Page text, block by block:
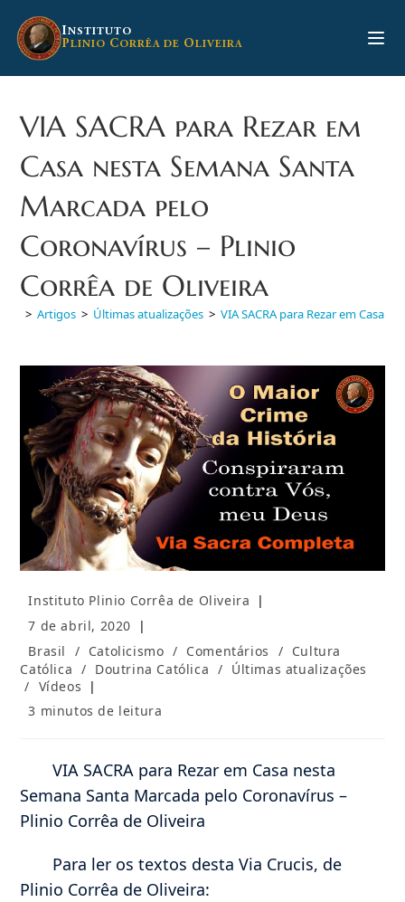
para
INSTITUTO
PLINIO CORRÊA DE OLIVEIRA
VIA SACRA para Rezar em
Casa nesta Semana Santa
Marcada pelo
Coronavírus – Plinio
Corrêa de Oliveira
> Artigos > Últimas atualizações > VIA SACRA para Rezar em Casa
Autor
post:
Instituto Plinio Corrêa de Oliveira
Post
7 de abril, 2020
Categoria
do
post:
Brasil / Catolicismo / Comentários / Cultura
Católica / Doutrina Católica / Últimas atualizações
/ Vídeos
Tempo
3 minutos de leitura
VIA SACRA para Rezar em Casa nesta
Semana Santa Marcada pelo Coronavírus –
Plinio Corrêa de Oliveira
Para ler os textos desta Via Crucis, de
Plinio Corrêa de Oliveira: